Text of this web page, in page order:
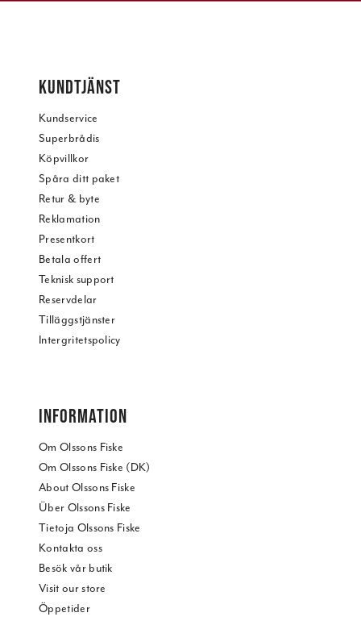
KUNDTJÄNST
Kundservice
Superbrådis
Köpvillkor
Spåra ditt paket
Retur & byte
Reklamation
Presentkort
Betala offert
Teknisk support
Reservdelar
Tilläggstjänster
Intergritetspolicy
INFORMATION
Om Olssons Fiske
Om Olssons Fiske (DK)
About Olssons Fiske
Über Olssons Fiske
Tietoja Olssons Fiske
Kontakta oss
Besök vår butik
Visit our store
Öppetider